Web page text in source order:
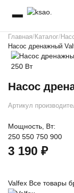
Главная Каталог
Насос дренажный
Насос
Артикул
Мощность, Вт:
250 550 750 900
3 190 ₽
Valfex Все товары